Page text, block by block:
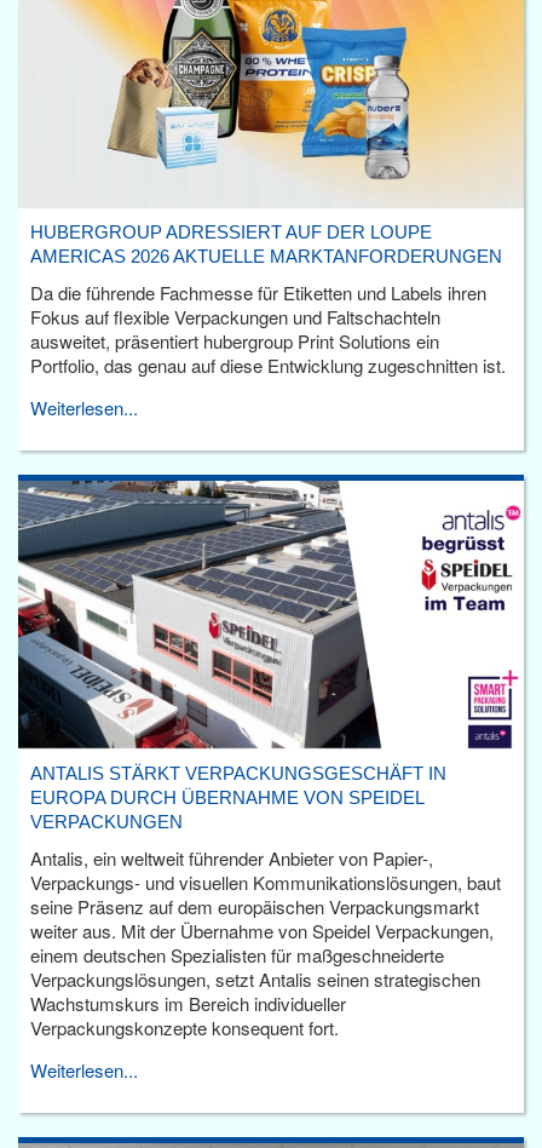
HUBERGROUP ADRESSIERT AUF DER LOUPE
AMERICAS 2026 AKTUELLE MARKTANFORDERUNGEN
Da die führende Fachmesse für Etiketten und Labels ihren
Fokus auf flexible Verpackungen und Faltschachteln
ausweitet, präsentiert hubergroup Print Solutions ein
Portfolio, das genau auf diese Entwicklung zugeschnitten ist.
Weiterlesen...
ANTALIS STÄRKT VERPACKUNGSGESCHÄFT IN
EUROPA DURCH ÜBERNAHME VON SPEIDEL
VERPACKUNGEN
Antalis, ein weltweit führender Anbieter von Papier-,
Verpackungs- und visuellen Kommunikationslösungen, baut
seine Präsenz auf dem europäischen Verpackungsmarkt
weiter aus. Mit der Übernahme von Speidel Verpackungen,
einem deutschen Spezialisten für maßgeschneiderte
Verpackungslösungen, setzt Antalis seinen strategischen
Wachstumskurs im Bereich individueller
Verpackungskonzepte konsequent fort.
Weiterlesen...